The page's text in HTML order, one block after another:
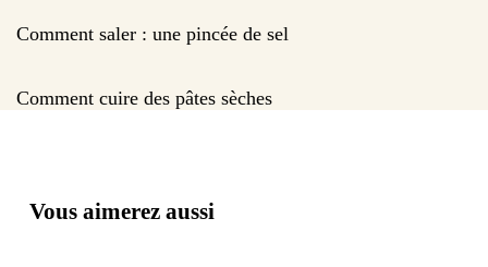
Comment saler : une pincée de sel
Comment cuire des pâtes sèches
Vous aimerez aussi